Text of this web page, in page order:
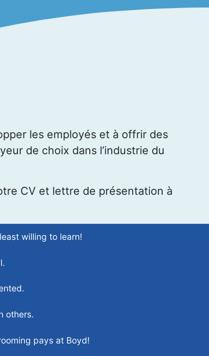
les employés et à offrir des
de choix dans l’industrie du
CV et lettre de présentation à
willing to learn!
others.
pays at Boyd!